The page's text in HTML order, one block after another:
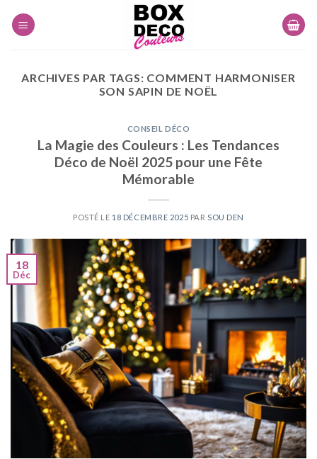
ARCHIVES PAR TAGS: COMMENT HARMONISER
SON SAPIN DE NOËL
CONSEIL DÉCO
La Magie des Couleurs : Les Tendances
Déco de Noël 2025 pour une Fête
Mémorable
POSTÉ LE 18 DÉCEMBRE 2025 PAR SOU DEN
18
Déc